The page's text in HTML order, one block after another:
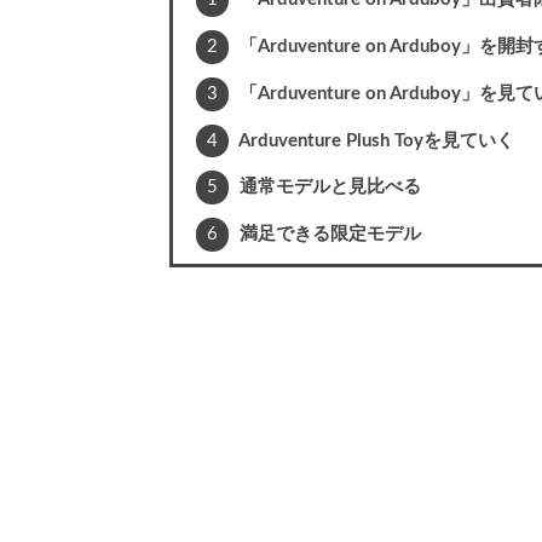
2 「Arduventure on Arduboy」を開封
3 「Arduventure on Arduboy」を見て
4 Arduventure Plush Toyを見ていく
5 通常モデルと見比べる
6 満足できる限定モデル